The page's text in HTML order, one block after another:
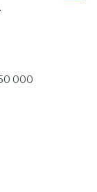
000